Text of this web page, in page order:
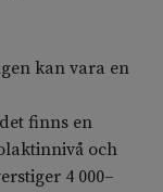
kan vara en
finns en
och
4 000–